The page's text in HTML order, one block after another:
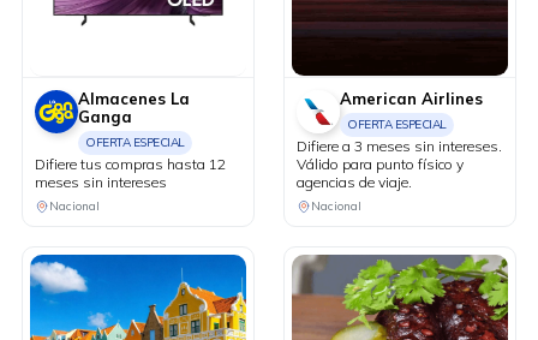
Almacenes La
Ganga
OFERTA ESPECIAL
Difiere tus compras hasta 12
meses sin intereses
Nacional
American Airlines
OFERTA ESPECIAL
Difiere a 3 meses sin intereses.
Válido para punto físico y
agencias de viaje.
Nacional